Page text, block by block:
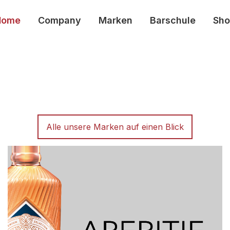
Company Marken Barschule
Alle unsere Marken auf einen Blick